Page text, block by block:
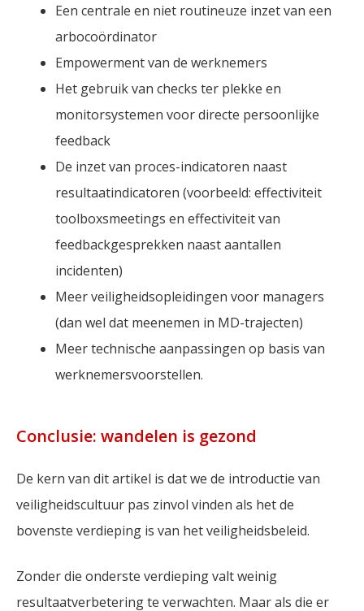
Een centrale en niet routineuze inzet van een
arbocoördinator
Empowerment van de werknemers
Het gebruik van checks ter plekke en
monitorsystemen voor directe persoonlijke
feedback
De inzet van proces-indicatoren naast
resultaatindicatoren (voorbeeld: effectiviteit
toolboxsmeetings en effectiviteit van
feedbackgesprekken naast aantallen
incidenten)
Meer veiligheidsopleidingen voor managers
(dan wel dat meenemen in MD-trajecten)
Meer technische aanpassingen op basis van
werknemersvoorstellen.
Conclusie: wandelen is gezond
De kern van dit artikel is dat we de introductie van
veiligheidscultuur pas zinvol vinden als het de
bovenste verdieping is van het veiligheidsbeleid.
Zonder die onderste verdieping valt weinig
resultaatverbetering te verwachten. Maar als die er